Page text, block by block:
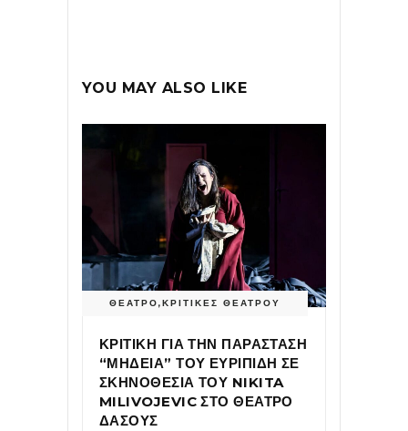
YOU MAY ALSO LIKE
ΘΕΑΤΡΟ,ΚΡΙΤΙΚΕΣ ΘΕΑΤΡΟΥ
ΚΡΙΤΙΚΗ ΓΙΑ ΤΗΝ ΠΑΡΑΣΤΑΣΗ
“ΜΗΔΕΙΑ” ΤΟΥ ΕΥΡΙΠΙΔΗ ΣΕ
ΣΚΗΝΟΘΕΣΙΑ ΤΟΥ NIKITA
MILIVOJEVIC ΣΤΟ ΘΕΑΤΡΟ
ΔΑΣΟΥΣ